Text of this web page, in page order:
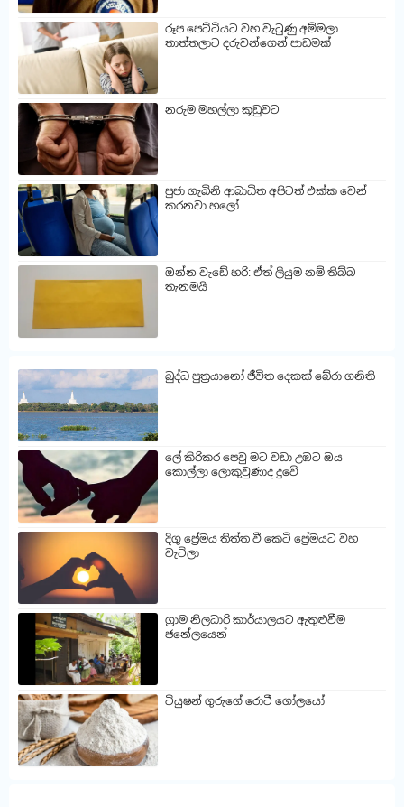
රූප පෙට්ටියට වහ වැටුණු අම්මලා
තාත්තලාට දරුවන්ගෙන් පාඩමක්
නරුම මහල්ලා කූඩුවට
පුජා ගැබිනි ආබාධිත අපිටත් එක්ක වෙන්
කරනවා හලෝ
ඔන්න වැඩේ හරි: ඒත් ලියුම නම් තිබ්බ
තැනමයි
බුද්ධ පුත්‍රයානෝ ජීවිත දෙකක් බේරා ගනිති
ලේ කිරිකර පෙවු මට වඩා උඹට ඔය
කොල්ලා ලොකුවුණාද දුවේ
දිගු ප්‍රේමය තිත්ත වී කෙටි ප්‍රේමයට වහ
වැටිලා
ග්‍රාම නිලධාරි කාර්යාලයට ඇතුළුවීම
ජනේලයෙන්
ටියුෂන් ගුරුගේ රොටී ගෝලයෝ